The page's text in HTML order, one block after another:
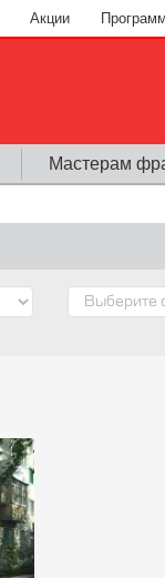
Акции
Мастерам